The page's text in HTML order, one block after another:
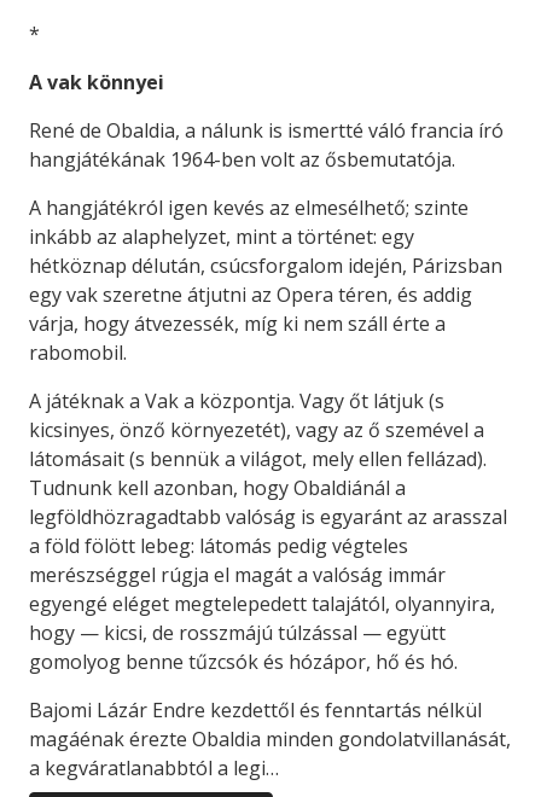
*
A vak könnyei
René de Obaldia, a nálunk is ismertté váló francia író
hangjátékának 1964-ben volt az ősbemutatója.
A hangjátékról igen kevés az elmesélhető; szinte
inkább az alaphelyzet, mint a történet: egy
hétköznap délután, csúcsforgalom idején, Párizsban
egy vak szeretne átjutni az Opera téren, és addig
várja, hogy átvezessék, míg ki nem száll érte a
rabomobil.
A játéknak a Vak a központja. Vagy őt látjuk (s
kicsinyes, önző környezetét), vagy az ő szemével a
látomásait (s bennük a világot, mely ellen fellázad).
Tudnunk kell azonban, hogy Obaldiánál a
legföldhözragadtabb valóság is egyaránt az arasszal
a föld fölött lebeg: látomás pedig végteles
merészséggel rúgja el magát a valóság immár
egyengé eléget megtelepedett talajától, olyannyira,
hogy — kicsi, de rosszmájú túlzással — együtt
gomolyog benne tűzcsók és hózápor, hő és hó.
Bajomi Lázár Endre kezdettől és fenntartás nélkül
magáénak érezte Obaldia minden gondolatvillanását,
a kegváratlanabbtól a legi…